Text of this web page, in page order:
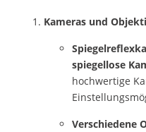
Kameras und
spiegellose
hochwertige
Verschiedene